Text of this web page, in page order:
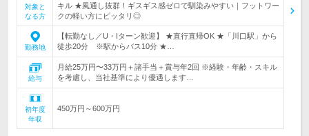
対象と
なる方
キル ★風通し抜群！ギスギス感ゼロで馴染みやすい｜フットワー
クの軽い方にピッタリ◎
勤務地
【転勤なし／U・Iターン歓迎】 ★直行直帰OK ★「川口駅」から
徒歩20分 ※駅からバス10分 ★…
給与
月給25万円〜33万円＋諸手当＋賞与年2回 ※経験・年齢・スキル
を考慮し、当社基準により優遇します…
初年度
年収
450万円～600万円